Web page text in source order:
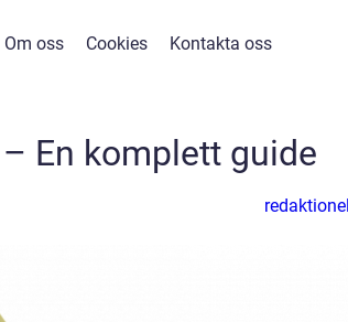
Om oss Cookies Kontakta oss
En komplett guide
redaktionel